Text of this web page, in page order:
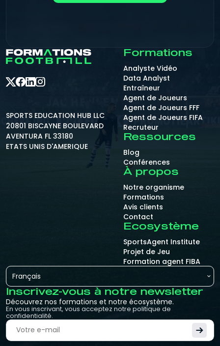
SPORTS EDUCATION HUB LLC
20801 BISCAYNE BOULEVARD
AVENTURA FL 33180
ETATS UNIS D'AMERIQUE
Formations
Analyste Vidéo
Data Analyst
Entraîneur
Agent de Joueurs
Agent de Joueurs FFF
Agent de Joueurs FIFA
Recruteur
Ressources
Blog
Conférences
À propos
Notre organisme
Formations
Avis clients
Contact
Ecosystème
SportsAgent Institute
Projet de Jeu
Formation agent FIBA
Français
Inscrivez-vous à notre newsletter
Découvrez nos formations et notre écosystème.
En vous inscrivant, vous acceptez notre politique de
confidentialité.